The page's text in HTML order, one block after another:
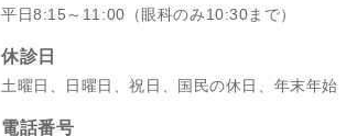
平日8:15～11:00（眼科のみ10:30まで）
休診日
土曜日、日曜日、祝日、国民の休日、年末年始
電話番号